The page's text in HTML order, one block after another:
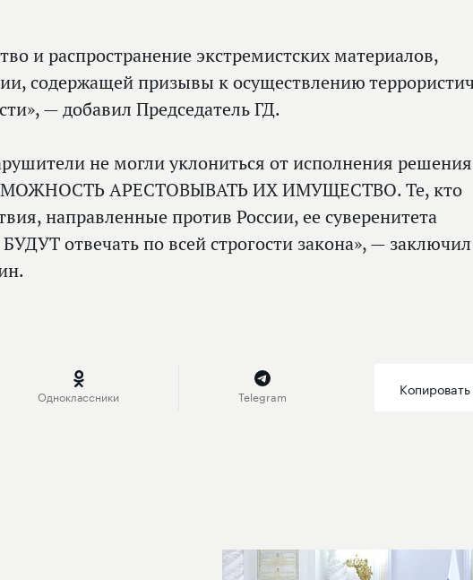
и распространение экстремистских материалов,
содержащей призывы к осуществлению
— добавил Председатель ГД.
не могли уклониться от исполнения решения
АРЕСТОВЫВАТЬ ИХ ИМУЩЕСТВО. Те, кто
направленные против России, ее суверенитета
отвечать по всей строгости закона», — заключил
Одноклассники Telegram